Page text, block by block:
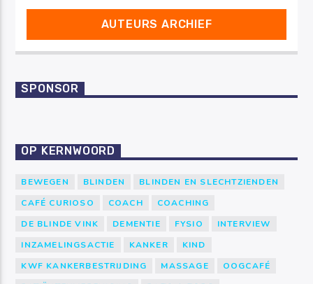
AUTEURS ARCHIEF
SPONSOR
OP KERNWOORD
BEWEGEN BLINDEN
BLINDEN EN SLECHTZIENDEN
CAFÉ CURIOSO
COACH
COACHING
DE BLINDE VINK
DEMENTIE FYSIO
INTERVIEW
INZAMELINGSACTIE
KANKER
KIND
KWF KANKERBESTRIJDING
MASSAGE
OOGCAFÉ